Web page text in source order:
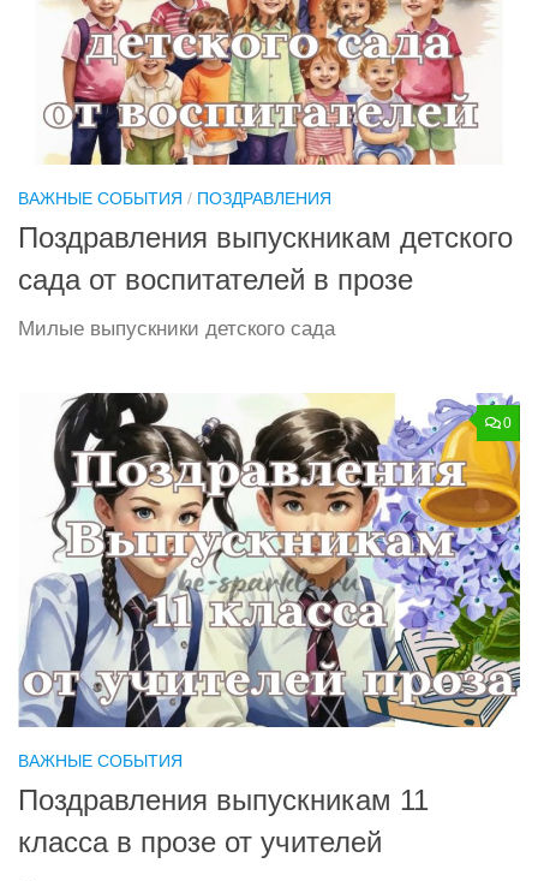
ВАЖНЫЕ СОБЫТИЯ / ПОЗДРАВЛЕНИЯ
Поздравления выпускникам детского
сада от воспитателей в прозе
Милые выпускники детского сада
0
ВАЖНЫЕ СОБЫТИЯ
Поздравления выпускникам 11
класса в прозе от учителей